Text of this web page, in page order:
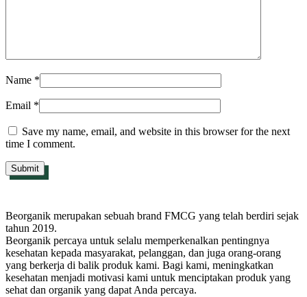
Name *
Email *
Save my name, email, and website in this browser for the next
time I comment.
Beorganik merupakan sebuah brand FMCG yang telah berdiri sejak
tahun 2019.
Beorganik percaya untuk selalu memperkenalkan pentingnya
kesehatan kepada masyarakat, pelanggan, dan juga orang-orang
yang berkerja di balik produk kami. Bagi kami, meningkatkan
kesehatan menjadi motivasi kami untuk menciptakan produk yang
sehat dan organik yang dapat Anda percaya.